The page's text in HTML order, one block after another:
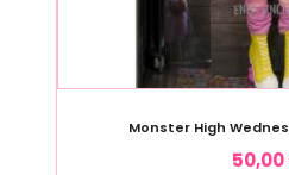
Monster High
50,00